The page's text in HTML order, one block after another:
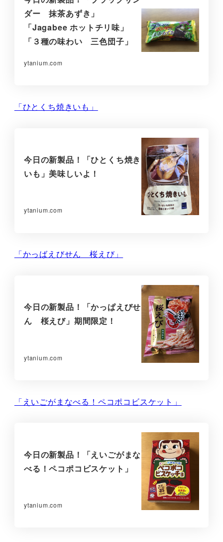
ダー 抹茶あずき」
「Jagabee ホットチリ味」
「３種の味わい 三色団子」
ytanium.com
「ひとくち焼きいも」
今日の新製品！「ひとくち焼き
いも」美味しいよ！
ytanium.com
「かっばえびせん 桜えび」
今日の新製品！「かっぱえびせ
ん 桜えび」期間限定！
ytanium.com
「えいごがまなべる！ペコポコビスケット」
今日の新製品！「えいごがまな
べる！ペコポコビスケット」
ytanium.com